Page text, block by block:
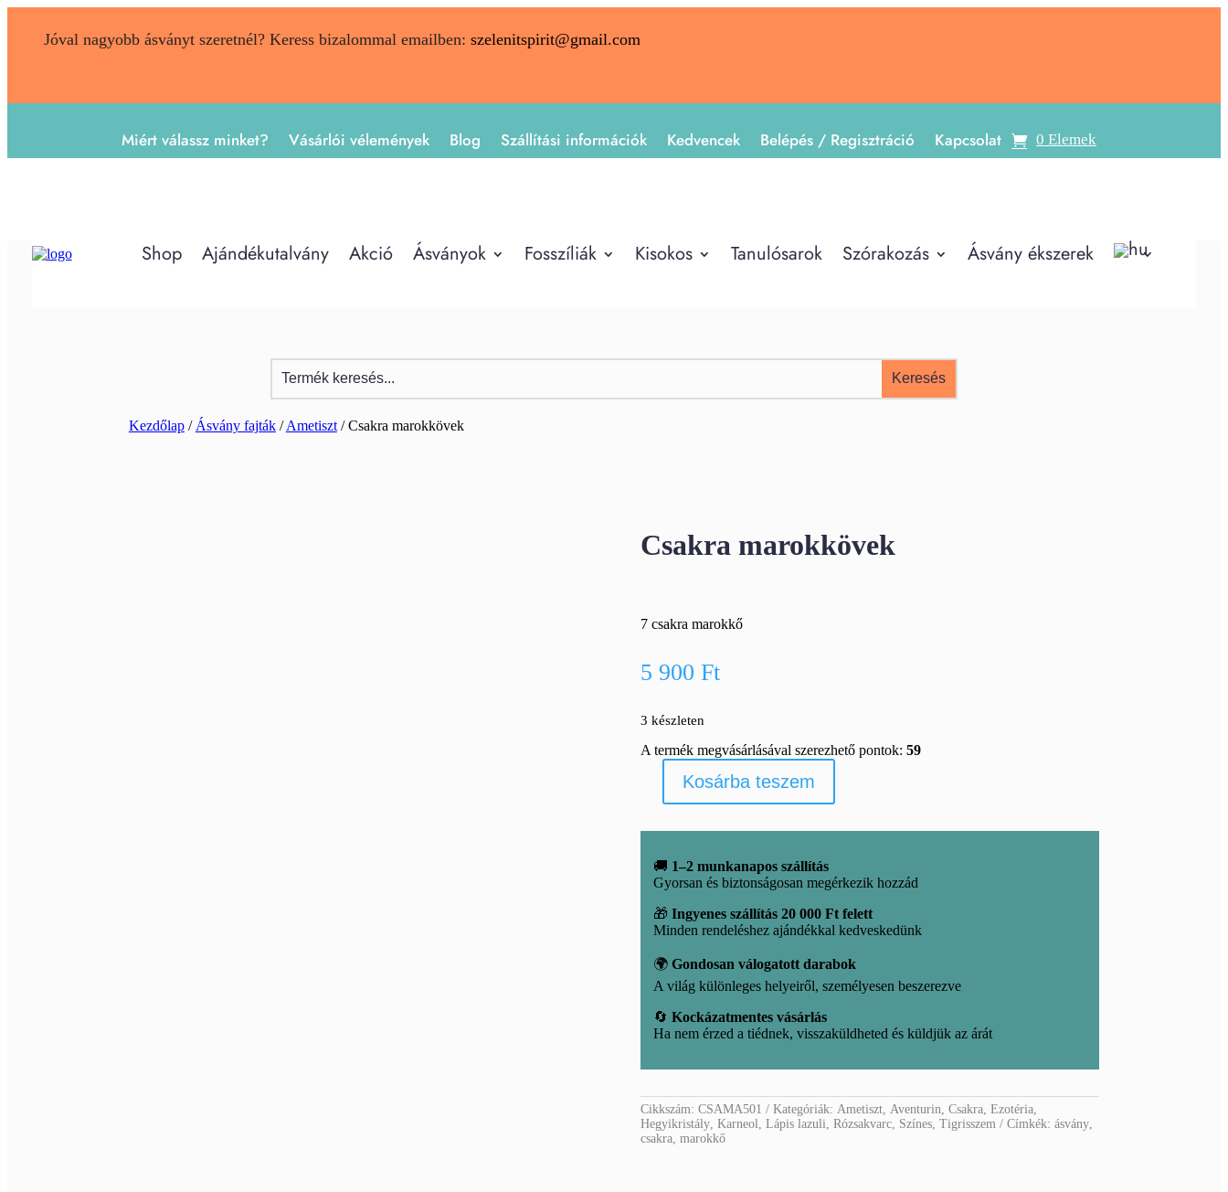
Jóval nagyobb ásványt szeretnél? Keress bizalommal emailben: szelenitspirit@gmail.com
Miért válassz minket? Vásárlói vélemények Blog Szállítási információk Kedvencek Belépés / Regisztráció Kapcsolat 0 Elemek
Shop Ajándékutalvány Akció Ásványok Fosszíliák Kisokos Tanulósarok Szórakozás Ásvány ékszerek
Kezdőlap/ Ásvány fajták/Ametiszt/ Csakra marokkövek
Csakra marokkövek
7 csakra marokkő
5 900Ft
3 készleten
A termék megvásárlásával szerezhető pontok:59
marokkövek
Kosárba teszem
🚚 1–2 munkanapos szállítás
Gyorsan és biztonságosan megérkezik hozzád
🎁Ingyenes szállítás 20 000 Ft felett
Minden rendeléshez ajándékkal kedveskedünk
🌍Gondosan válogatott darabok
A világ különleges helyeiről, személyesen beszerezve
🔄Kockázatmentes vásárlás
Ha nem érzed a tiédnek, visszaküldheted és küldjük az árát
Cikkszám:CSAMA501 Kategóriák:Ametiszt,Aventurin,Csakra,Ezotéria,
Hegyikristály,Karneol,Lápis lazuli,Rózsakvarc, Színes,Tigrisszem Címkék:ásvány,
csakra,marokkő